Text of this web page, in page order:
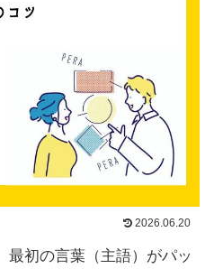
2026.06.20
最初の言葉（主語）がパッ